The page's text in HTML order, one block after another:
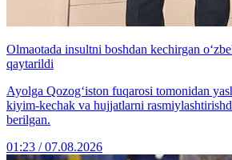
Olmaotada insultni boshdan kechirgan
qaytarildi
Ayolga Qozog‘iston fuqarosi tomonidan
kiyim-kechak va hujjatlarni
berilgan.
01:23 / 07.08.2026